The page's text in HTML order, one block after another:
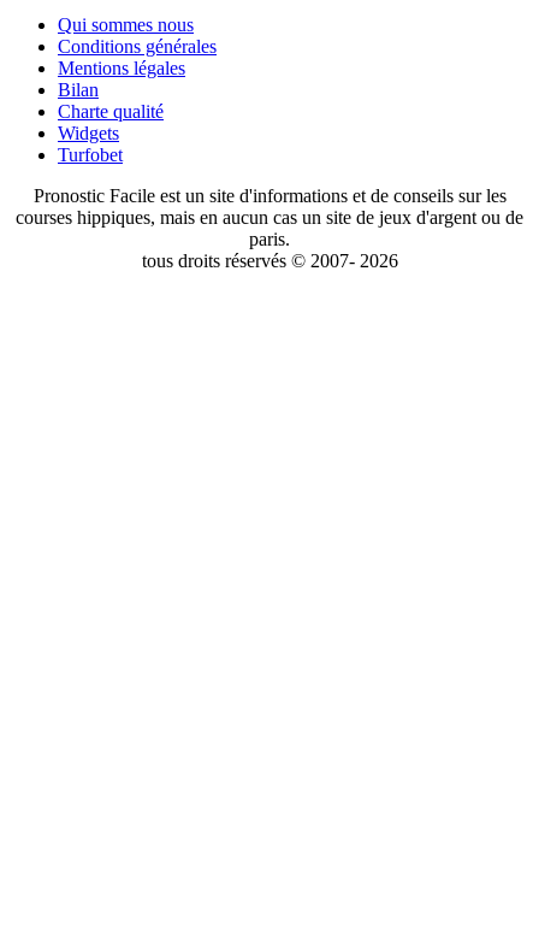
Qui sommes nous
Conditions générales
Mentions légales
Bilan
Charte qualité
Widgets
Turfobet
Pronostic Facile est un site d'informations et de conseils sur les
courses hippiques, mais en aucun cas un site de jeux d'argent ou de
paris.
tous droits réservés © 2007- 2026